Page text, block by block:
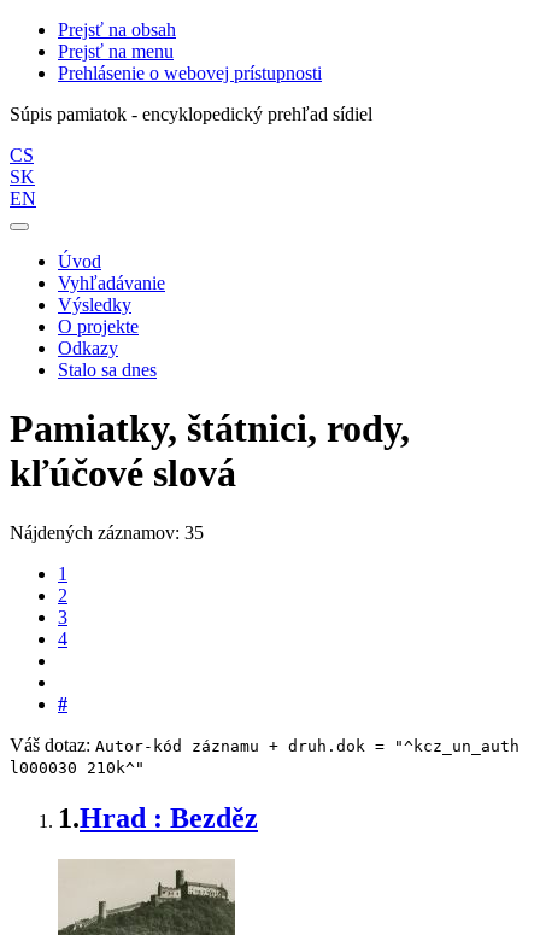
Prejsť na obsah
Prejsť na menu
Prehlásenie o webovej prístupnosti
Súpis pamiatok - encyklopedický prehľad sídiel
CS
SK
EN
Úvod
Vyhľadávanie
Výsledky
O projekte
Odkazy
Stalo sa dnes
Pamiatky, štátnici, rody,
kľúčové slová
Nájdených záznamov: 35
1
2
3
4
#
Váš dotaz: Autor-kód záznamu + druh.dok = "^kcz_un_auth
l000030 210k^"
1.Hrad : Bezděz